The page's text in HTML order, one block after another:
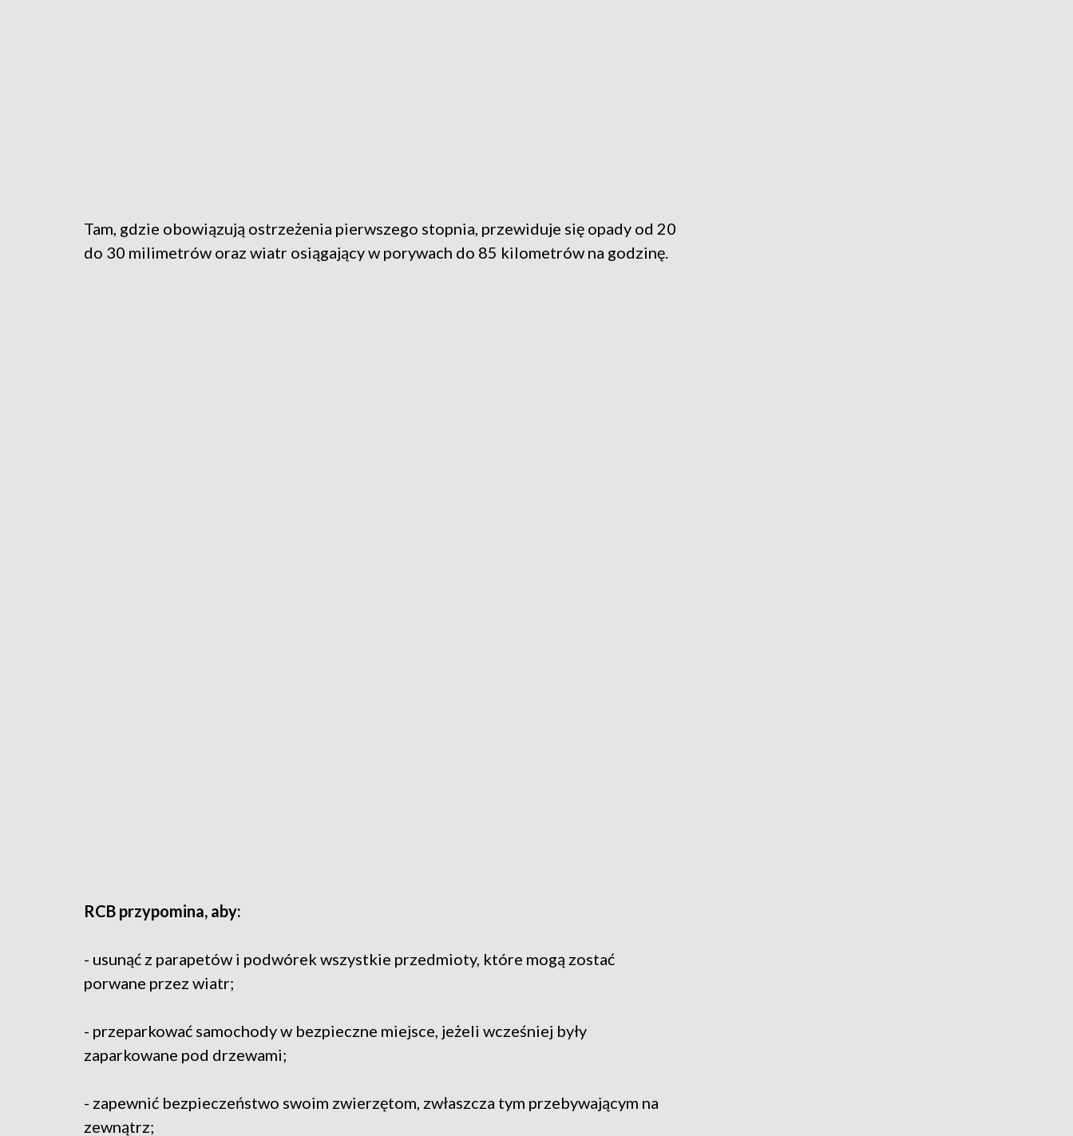
Tam, gdzie obowiązują ostrzeżenia pierwszego stopnia, przewiduje się opady od 20
do 30 milimetrów oraz wiatr osiągający w porywach do 85 kilometrów na godzinę.
RCB przypomina, aby:
- usunąć z parapetów i podwórek wszystkie przedmioty, które mogą zostać
porwane przez wiatr;
- przeparkować samochody w bezpieczne miejsce, jeżeli wcześniej były
zaparkowane pod drzewami;
- zapewnić bezpieczeństwo swoim zwierzętom, zwłaszcza tym przebywającym na
zewnątrz;